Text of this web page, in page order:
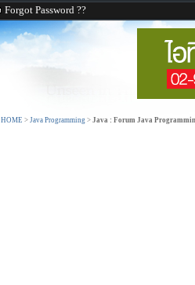
Forgot Password ??
HOME > Java Programming > Java : Forum Java